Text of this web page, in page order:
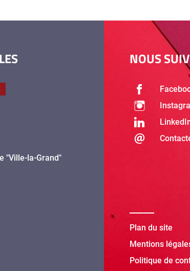
"Ville-la-Grand"
NOUS
Plan du site
Mentions
Politique de